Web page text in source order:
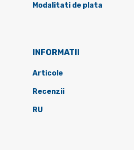
Modalitati de plata
INFORMATII
Articole
Recenzii
RU